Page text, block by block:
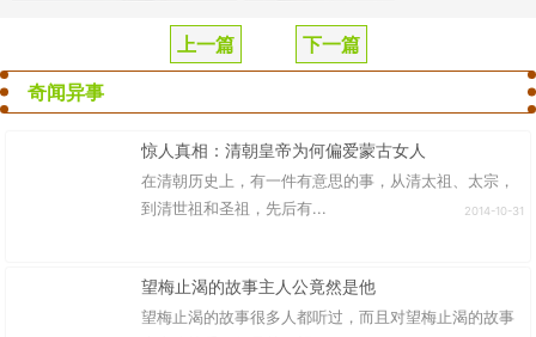
上一篇
下一篇
奇闻异事
惊人真相：清朝皇帝为何偏爱蒙古女人
在清朝历史上，有一件有意思的事，从清太祖、太宗，
到清世祖和圣祖，先后有...
2014-10-31
望梅止渴的故事主人公竟然是他
望梅止渴的故事很多人都听过，而且对望梅止渴的故事